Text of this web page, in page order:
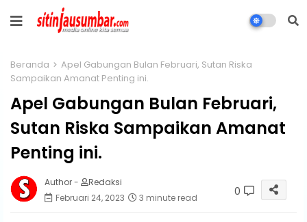
Beranda
Apel Gabungan Bulan Februari, Sutan Riska
Sampaikan Amanat Penting ini.
Apel Gabungan Bulan Februari,
Sutan Riska Sampaikan Amanat
Penting ini.
Author -
Redaksi
Februari 24, 2023
3 minute read 0